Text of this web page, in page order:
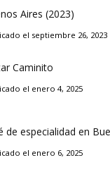
Aires (2023)
el septiembre 26, 2023
Caminito
el enero 4, 2025
de especialidad en
el enero 6, 2025